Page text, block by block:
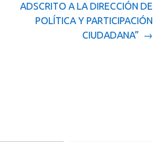
ADSCRITO A LA DIRECCIÓN DE
POLÍTICA Y PARTICIPACIÓN
CIUDADANA” →